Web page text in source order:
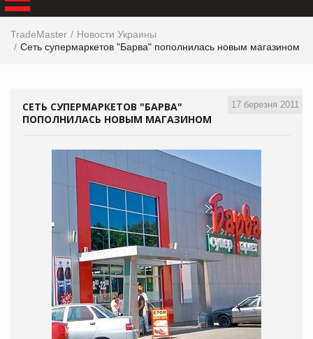
TradeMaster
Новости Украины
Сеть супермаркетов "Барва" пополнилась новым магазином
17 березня 2011
СЕТЬ СУПЕРМАРКЕТОВ "БАРВА"
ПОПОЛНИЛАСЬ НОВЫМ МАГАЗИНОМ